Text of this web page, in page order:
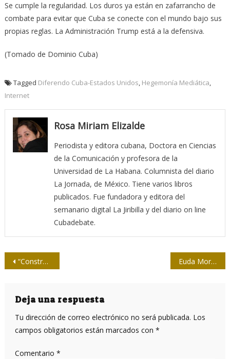
Se cumple la regularidad. Los duros ya están en zafarrancho de
combate para evitar que Cuba se conecte con el mundo bajo sus
propias reglas. La Administración Trump está a la defensiva.
(Tomado de Dominio Cuba)
Tagged Diferendo Cuba-Estados Unidos, Hegemonía Mediática,
Internet
Rosa Miriam Elizalde
Periodista y editora cubana, Doctora en Ciencias
de la Comunicación y profesora de la
Universidad de La Habana. Columnista del diario
La Jornada, de México. Tiene varios libros
publicados. Fue fundadora y editora del
semanario digital La Jiribilla y del diario on line
Cubadebate.
Navegación
entradas
“Construir una arquitectura desde los sentimientos y las emociones” Euda Morales: de cómo se enamoran el periodismo y la cocina
Deja una respuesta
Tu dirección de correo electrónico no será publicada. Los
campos obligatorios están marcados con *
Comentario *